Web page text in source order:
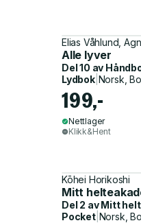
Elias Våhlund,
Alle lyver
Del 10 av
Lydbok| Norsk,
199,-
Nettlager
Klikk&Hent
Kōhei Horikoshi
Mitt
Del 2 avMitt
Pocket| Norsk,